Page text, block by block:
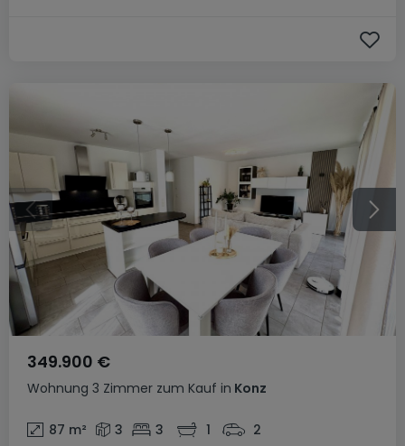
Wohnung 3 Zimmer zum Kauf in Konz
349.900 €
87 m² 3 3 1 2